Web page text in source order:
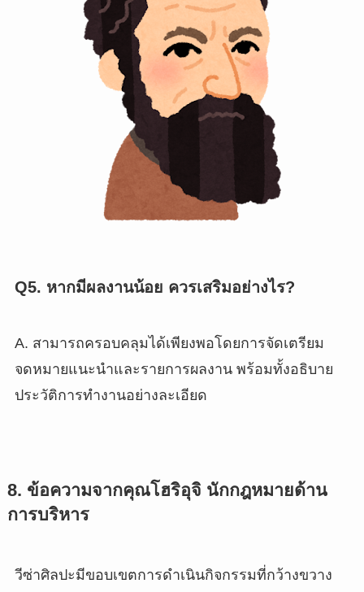
Q5. หากมีผลงานน้อย ควรเสริมอย่างไร?
A. สามารถครอบคลุมได้เพียงพอโดยการจัดเตรียม
จดหมายแนะนำและรายการผลงาน พร้อมทั้งอธิบาย
ประวัติการทำงานอย่างละเอียด
8. ข้อความจากคุณโฮริอุจิ นักกฎหมายด้าน
การบริหาร
วีซ่าศิลปะมีขอบเขตการดำเนินกิจกรรมที่กว้างขวาง